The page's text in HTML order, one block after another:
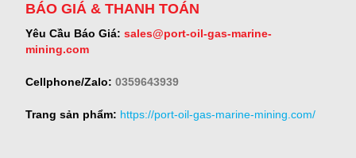
BÁO GIÁ & THANH TOÁN
Yêu Cầu Báo Giá: sales@port-oil-gas-marine-
mining.com
Cellphone/Zalo: 0359643939
Trang sản phẩm: https://port-oil-gas-marine-mining.com/